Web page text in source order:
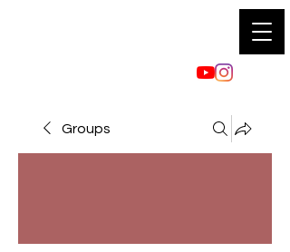
Groups